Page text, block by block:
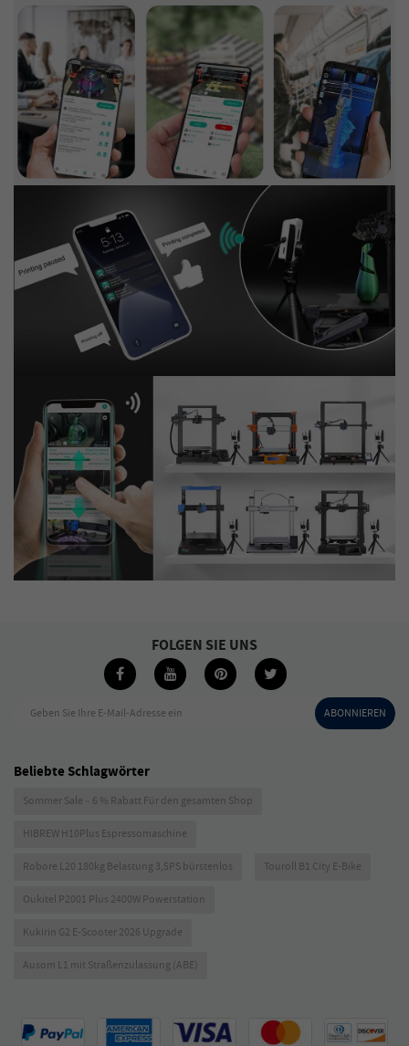
Geben Sie Ihre E-Mail-Adresse ein ABONNIEREN
FOLGEN SIE UNS
Beliebte Schlagwörter
Sommer Sale – 6 % Rabatt Für den gesamten Shop
HIBREW H10Plus Espressomaschine
Robore L20 180kg Belastung 3,5PS bürstenlos Touroll B1 City E-Bike
Oukitel P2001 Plus 2400W Powerstation
Kukirin G2 E-Scooter 2026 Upgrade
Ausom L1 mit Straßenzulassung (ABE)